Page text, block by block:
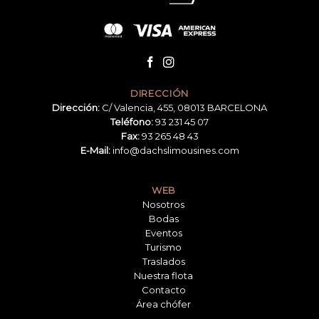
DIRECCIÓN
Dirección: C/ Valencia, 455, 08013 BARCELONA
Teléfono:93 231 45 07
Fax:93 265 48 43
E-Mail: info@dachslimousines.com
WEB
Nosotros
Bodas
Eventos
Turismo
Traslados
Nuestra flota
Contacto
Área chófer